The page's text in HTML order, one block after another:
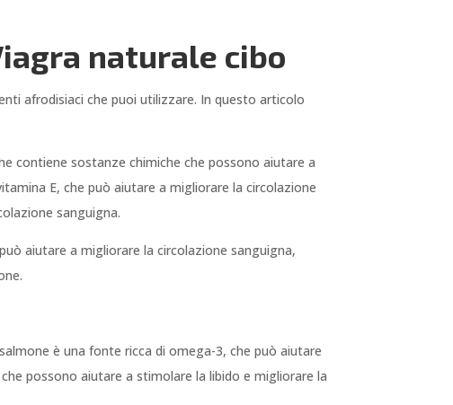
naturale cibo
afrodisiaci che puoi utilizzare. In questo articolo
contiene sostanze chimiche che possono aiutare a
E, che può aiutare a migliorare la circolazione
sanguigna.
aiutare a migliorare la circolazione sanguigna,
è una fonte ricca di omega-3, che può aiutare
possono aiutare a stimolare la libido e migliorare la